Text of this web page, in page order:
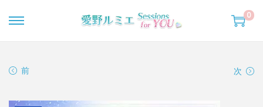
ナ
コ
0
前 次